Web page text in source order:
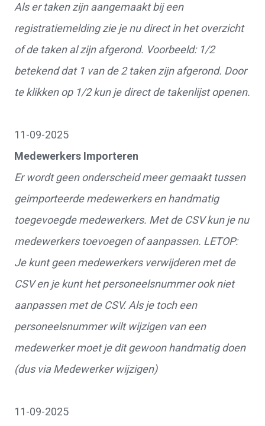
Als er taken zijn aangemaakt bij een
registratiemelding zie je nu direct in het overzicht
of de taken al zijn afgerond. Voorbeeld: 1/2
betekend dat 1 van de 2 taken zijn afgerond. Door
te klikken op 1/2 kun je direct de takenlijst openen.
11-09-2025
Medewerkers Importeren
Er wordt geen onderscheid meer gemaakt tussen
geimporteerde medewerkers en handmatig
toegevoegde medewerkers. Met de CSV kun je nu
medewerkers toevoegen of aanpassen. LETOP:
Je kunt geen medewerkers verwijderen met de
CSV en je kunt het personeelsnummer ook niet
aanpassen met de CSV. Als je toch een
personeelsnummer wilt wijzigen van een
medewerker moet je dit gewoon handmatig doen
(dus via Medewerker wijzigen)
11-09-2025